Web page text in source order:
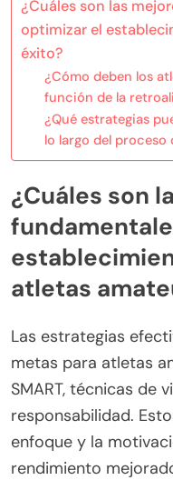
¿Cuáles son las
optimizar el
éxito?
¿Cómo deben los
función de la
¿Qué estrategias
lo largo del
¿Cuáles son
atletas
Las estrategias
metas para atletas
SMART, técnicas de
responsabilidad.
enfoque y la
rendimiento